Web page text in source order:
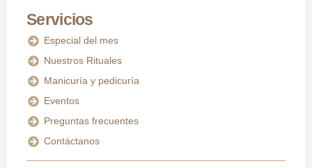
Servicios
Especial del mes
Nuestros Rituales
Manicuría y pedicuría
Eventos
Preguntas frecuentes
Contáctanos